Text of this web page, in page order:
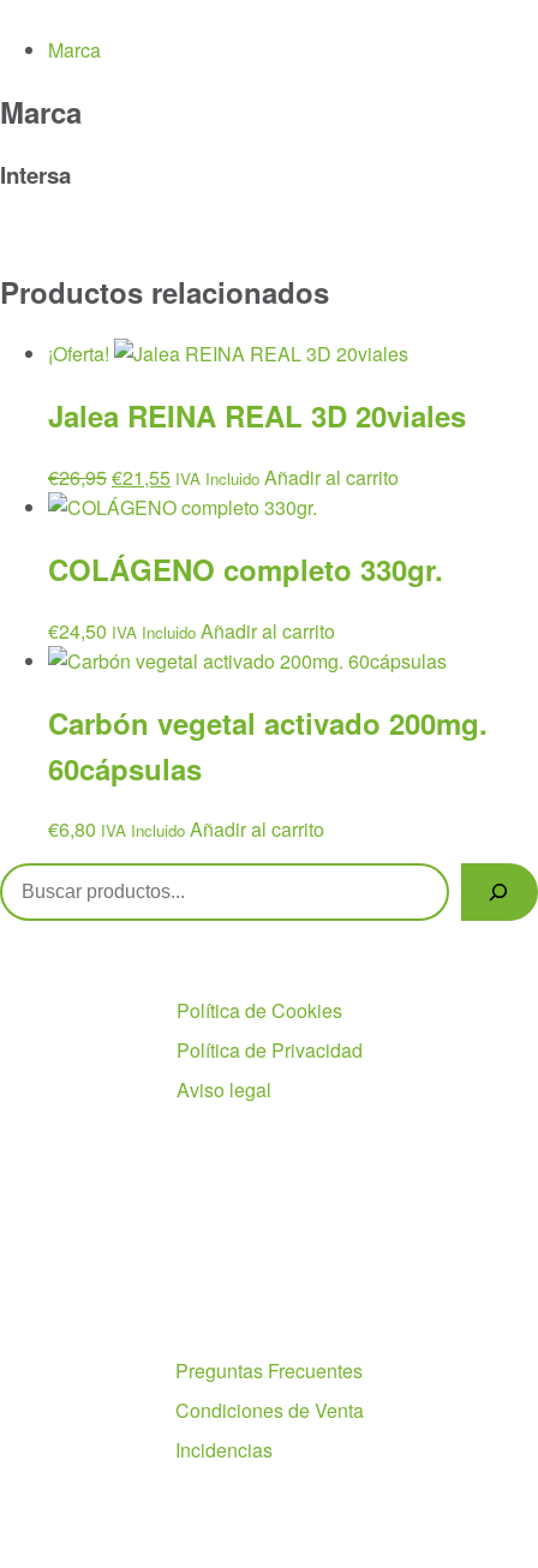
Marca
Marca
Intersa
Productos relacionados
¡Oferta!
Jalea REINA REAL 3D 20viales
€26,95El
precio
era:
€21,55El
precio
es:
IVA Incluido Añadir al carrito
COLÁGENO completo 330gr.
€24,50 IVA Incluido Añadir al carrito
Carbón vegetal activado 200mg.
60cápsulas
€6,80 IVA Incluido Añadir al carrito
Buscar
Política de Cookies
Política de Privacidad
Aviso legal
Preguntas Frecuentes
Condiciones de Venta
Incidencias